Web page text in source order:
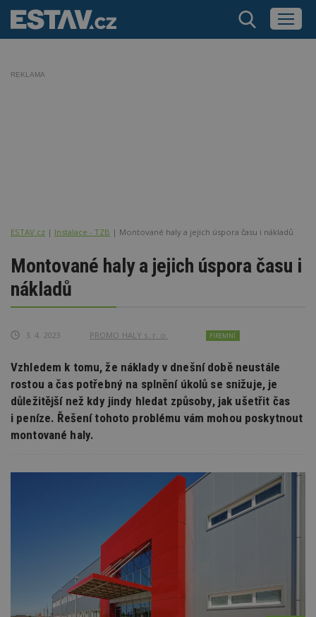
REKLAMA
ESTAV.cz Instalace - TZB Montované haly a jejich úspora času i nákladů
Montované haly a jejich úspora času i
nákladů
3. 4. 2023 PROMO HALY s. r. o. FIREMNÍ
Vzhledem k tomu, že náklady v dnešní době neustále
rostou a čas potřebný na splnění úkolů se snižuje, je
důležitější než kdy jindy hledat způsoby, jak ušetřit čas
i peníze. Řešení tohoto problému vám mohou poskytnout
montované haly.